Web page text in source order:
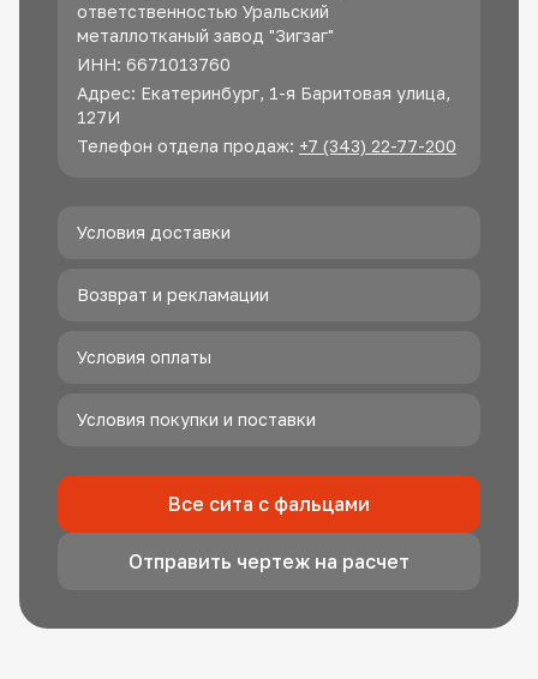
ответственностью Уральский
металлотканый завод "Зигзаг"
ИНН: 6671013760
Адрес: Екатеринбург, 1-я Баритовая улица,
127И
Телефон отдела продаж: +7 (343) 22-77-200
Условия доставки
Возврат и рекламации
Условия оплаты
Условия покупки и поставки
Все сита с фальцами
Отправить чертеж на расчет